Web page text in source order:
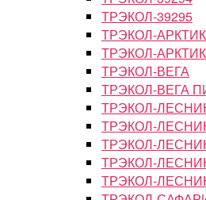
ТРЭКОЛ-39295
ТРЭКОЛ-
ТРЭКОЛ-
ТРЭКОЛ-ВЕГА
ТРЭКОЛ-ВЕГА
ТРЭКОЛ-
ТРЭКОЛ-
ТРЭКОЛ-
ТРЭКОЛ-
ТРЭКОЛ-